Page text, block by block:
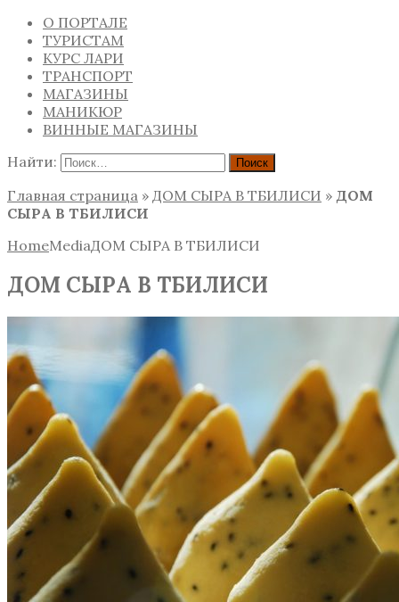
О ПОРТАЛЕ
ТУРИСТАМ
КУРС ЛАРИ
ТРАНСПОРТ
МАГАЗИНЫ
МАНИКЮР
ВИННЫЕ МАГАЗИНЫ
Найти:
Главная страница » ДОМ СЫРА В ТБИЛИСИ » ДОМ
СЫРА В ТБИЛИСИ
HomeMediaДОМ СЫРА В ТБИЛИСИ
ДОМ СЫРА В ТБИЛИСИ